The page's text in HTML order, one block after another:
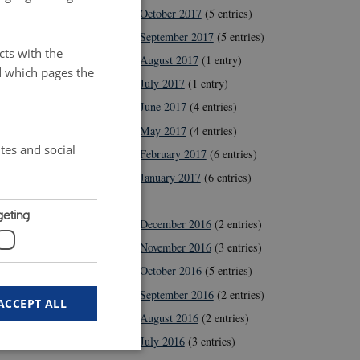
grad
for
October 2017(5 entries)
September 2017(5 entries)
August 2017(1 entry)
July 2017(1 entry)
June 2017(4 entries)
May 2017(4 entries)
February 2017(6 entries)
January 2017(6 entries)
December 2016(2 entries)
November 2016(3 entries)
October 2016(5 entries)
September 2016(2 entries)
August 2016(2 entries)
July 2016(3 entries)
with the
pages the
and social
ALL